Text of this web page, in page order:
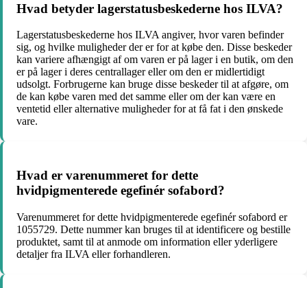
Hvad betyder lagerstatusbeskederne hos ILVA?
Lagerstatusbeskederne hos ILVA angiver, hvor varen befinder
sig, og hvilke muligheder der er for at købe den. Disse beskeder
kan variere afhængigt af om varen er på lager i en butik, om den
er på lager i deres centrallager eller om den er midlertidigt
udsolgt. Forbrugerne kan bruge disse beskeder til at afgøre, om
de kan købe varen med det samme eller om der kan være en
ventetid eller alternative muligheder for at få fat i den ønskede
vare.
Hvad er varenummeret for dette
hvidpigmenterede egefinér sofabord?
Varenummeret for dette hvidpigmenterede egefinér sofabord er
1055729. Dette nummer kan bruges til at identificere og bestille
produktet, samt til at anmode om information eller yderligere
detaljer fra ILVA eller forhandleren.